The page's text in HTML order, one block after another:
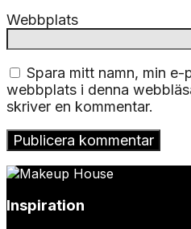
Webbplats
Spara mitt namn, min e-
webbplats i denna
skriver en kommentar.
Inspiration